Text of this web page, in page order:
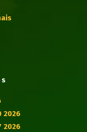
2026
2026